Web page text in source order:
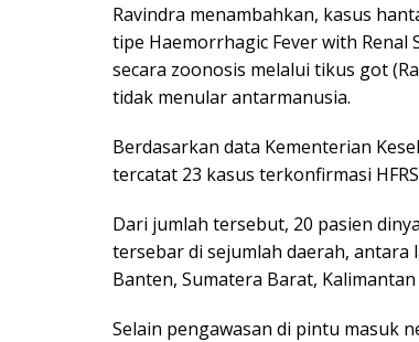
Ravindra menambahkan, kasus
tipe Haemorrhagic Fever with Renal
secara zoonosis melalui tikus got
tidak menular antarmanusia.
Berdasarkan data Kementerian
tercatat 23 kasus terkonfirmasi
Dari jumlah tersebut, 20 pasien
tersebar di sejumlah daerah, antara
Banten, Sumatera Barat,
Selain pengawasan di pintu masuk